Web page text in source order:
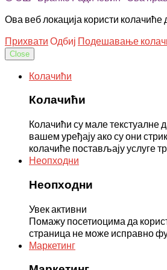
Ова веб локација користи
Прихвати Одбиј Подешавање
Close
Колачићи
Колачићи
Колачићи су мале текстуалне
вашем уређају ако су они
колачиће постављају услуге
Неопходни
Неопходни
Увек активни
Помажу посетиоцима да
страница не може исправно
Маркетинг